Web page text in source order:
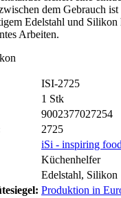
dem Gebrauch
Edelstahl und Silikon
Arbeiten.
ISI-2725
1 Stk
9002377027254
2725
iSi - inspiring food
Küchenhelfer
Edelstahl, Silikon
Produktion in